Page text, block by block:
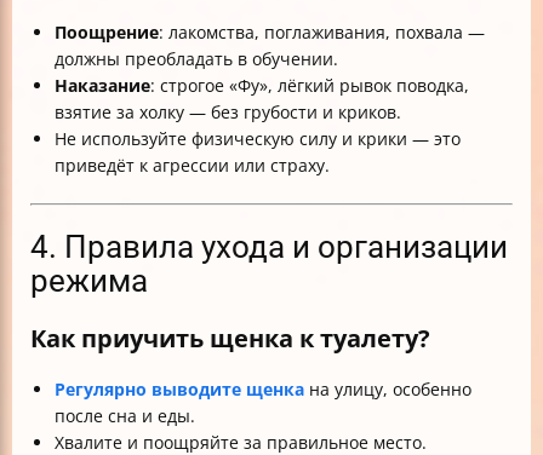
Поощрение: лакомства, поглаживания, похвала —
должны преобладать в обучении.
Наказание: строгое «Фу», лёгкий рывок поводка,
взятие за холку — без грубости и криков.
Не используйте физическую силу и крики — это
приведёт к агрессии или страху.
4. Правила ухода и организации
режима
Как приучить щенка к туалету?
Регулярно выводите щенка на улицу, особенно
после сна и еды.
Хвалите и поощряйте за правильное место.